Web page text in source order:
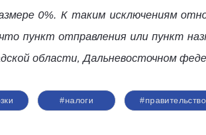
0%. К таким исключениям
пункт отправления или пункт
области, Дальневосточном
#налоги #правительство